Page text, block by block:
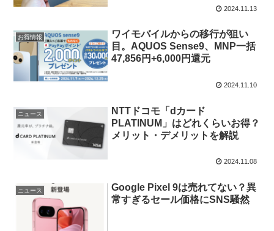
2024.11.13
お得情報
ワイモバイルからの移行が狙い
目。AQUOS Sense9、MNP一括
47,856円+6,000円還元
2024.11.10
ニュース
NTTドコモ「dカード
PLATINUM」はどれくらいお得？
メリット・デメリットを解説
2024.11.08
ニュース
Google Pixel 9は売れてない？異
常すぎるセール価格にSNS騒然